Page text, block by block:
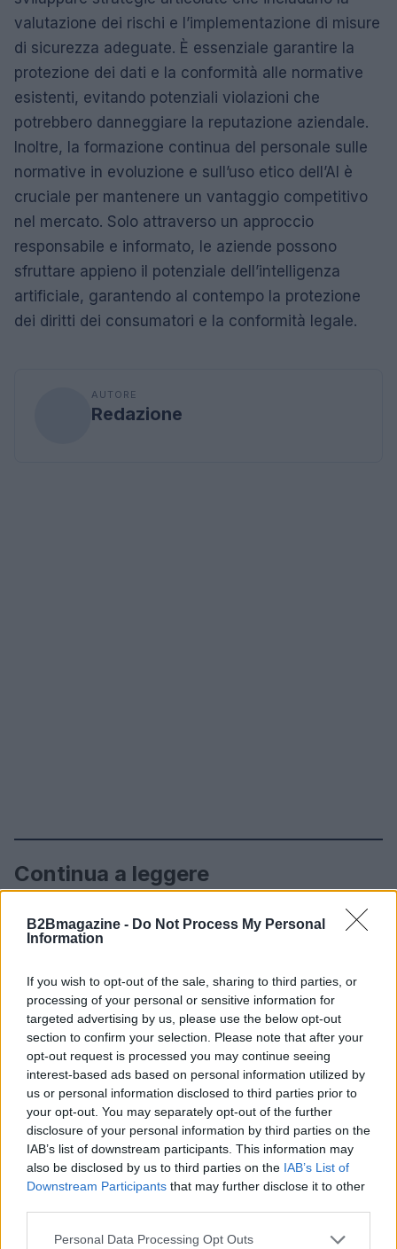
B2Bmagazine - Do Not Process My Personal
Information
If you wish to opt-out of the sale, sharing to third parties, or
processing of your personal or sensitive information for
targeted advertising by us, please use the below opt-out
section to confirm your selection. Please note that after your
opt-out request is processed you may continue seeing
interest-based ads based on personal information utilized by
us or personal information disclosed to third parties prior to
your opt-out. You may separately opt-out of the further
disclosure of your personal information by third parties on the
IAB’s list of downstream participants. This information may
also be disclosed by us to third parties on the IAB’s List of
Downstream Participants that may further disclose it to other
Please note that this website/app uses one or more Google
Personal Data Processing Opt Outs
valutazione dei rischi e l’implementazione di misure
di sicurezza adeguate. È essenziale garantire la
protezione dei dati e la conformità alle normative
esistenti, evitando potenziali violazioni che
potrebbero danneggiare la reputazione aziendale.
Inoltre, la formazione continua del personale sulle
normative in evoluzione e sull’uso etico dell’AI è
cruciale per mantenere un vantaggio competitivo
nel mercato. Solo attraverso un approccio
responsabile e informato, le aziende possono
sfruttare appieno il potenziale dell’intelligenza
artificiale, garantendo al contempo la protezione
dei diritti dei consumatori e la conformità legale.
AUTORE
Redazione
Continua a leggere
SERVIZI PER LE AZIENDE
Novità bollette luce: prezzi zonali, bonus e incentivi
per il 2026
SERVIZI PER LE AZIENDE